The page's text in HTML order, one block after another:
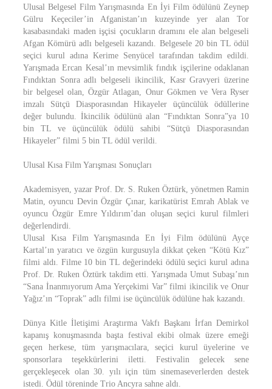
Ulusal Belgesel Film Yarışmasında En İyi Film ödülünü Zeynep
Gülru Keçeciler’in Afganistan’ın kuzeyinde yer alan Tor
kasabasındaki maden işçisi çocukların dramını ele alan belgeseli
Afgan Kömürü adlı belgeseli kazandı. Belgesele 20 bin TL ödül
seçici kurul adına Kerime Senyücel tarafından takdim edildi.
Yarışmada Ercan Kesal’ın mevsimlik fındık işçilerine odaklanan
Fındıktan Sonra adlı belgeseli ikincilik, Kasr Gravyeri üzerine
bir belgesel olan, Özgür Atlagan, Onur Gökmen ve Vera Ryser
imzalı Sütçü Diasporasından Hikayeler üçüncülük ödüllerine
değer bulundu. İkincilik ödülünü alan “Fındıktan Sonra”ya 10
bin TL ve üçüncülük ödülü sahibi “Sütçü Diasporasından
Hikayeler” filmi 5 bin TL ödül verildi.
Ulusal Kısa Film Yarışması Sonuçları
Akademisyen, yazar Prof. Dr. S. Ruken Öztürk, yönetmen Ramin
Matin, oyuncu Devin Özgür Çınar, karikatürist Emrah Ablak ve
oyuncu Özgür Emre Yıldırım’dan oluşan seçici kurul filmleri
değerlendirdi.
Ulusal Kısa Film Yarışmasında En İyi Film ödülünü Ayçe
Kartal’ın yaratıcı ve özgün kurgusuyla dikkat çeken “Kötü Kız”
filmi aldı. Filme 10 bin TL değerindeki ödülü seçici kurul adına
Prof. Dr. Ruken Öztürk takdim etti. Yarışmada Umut Subaşı’nın
“Sana İnanmıyorum Ama Yerçekimi Var” filmi ikincilik ve Onur
Yağız’ın “Toprak” adlı filmi ise üçüncülük ödülüne hak kazandı.
Dünya Kitle İletişimi Araştırma Vakfı Başkanı İrfan Demirkol
kapanış konuşmasında başta festival ekibi olmak üzere emeği
geçen herkese, tüm yarışmacılara, seçici kurul üyelerine ve
sponsorlara teşekkürlerini iletti. Festivalin gelecek sene
gerçekleşecek olan 30. yılı için tüm sinemaseverlerden destek
istedi. Ödül töreninde Trio Ancyra sahne aldı.